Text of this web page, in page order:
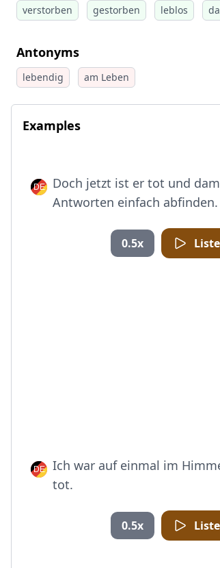
verstorben gestorben leblos
Antonyms
lebendig am Leben
Examples
Doch jetzt ist er tot und
Antworten einfach abfinden.
0.5x
Ich war auf einmal im
tot.
0.5x